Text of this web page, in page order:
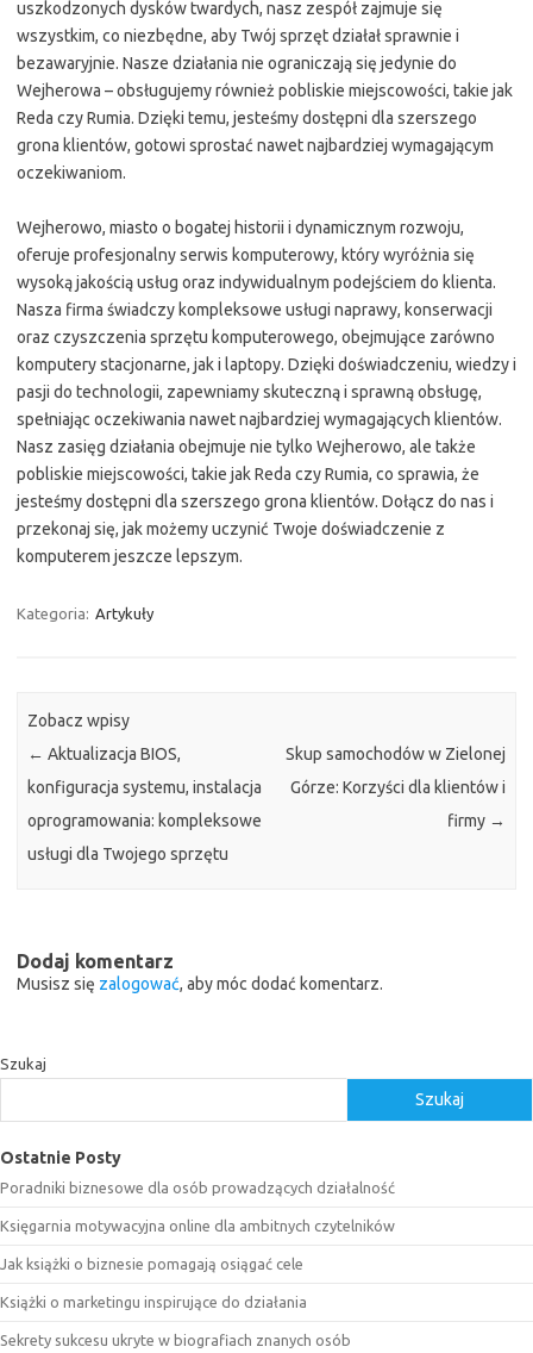
uszkodzonych dysków twardych, nasz zespół zajmuje się
wszystkim, co niezbędne, aby Twój sprzęt działał sprawnie i
bezawaryjnie. Nasze działania nie ograniczają się jedynie do
Wejherowa – obsługujemy również pobliskie miejscowości, takie jak
Reda czy Rumia. Dzięki temu, jesteśmy dostępni dla szerszego
grona klientów, gotowi sprostać nawet najbardziej wymagającym
oczekiwaniom.
Wejherowo, miasto o bogatej historii i dynamicznym rozwoju,
oferuje profesjonalny serwis komputerowy, który wyróżnia się
wysoką jakością usług oraz indywidualnym podejściem do klienta.
Nasza firma świadczy kompleksowe usługi naprawy, konserwacji
oraz czyszczenia sprzętu komputerowego, obejmujące zarówno
komputery stacjonarne, jak i laptopy. Dzięki doświadczeniu, wiedzy i
pasji do technologii, zapewniamy skuteczną i sprawną obsługę,
spełniając oczekiwania nawet najbardziej wymagających klientów.
Nasz zasięg działania obejmuje nie tylko Wejherowo, ale także
pobliskie miejscowości, takie jak Reda czy Rumia, co sprawia, że
jesteśmy dostępni dla szerszego grona klientów. Dołącz do nas i
przekonaj się, jak możemy uczynić Twoje doświadczenie z
komputerem jeszcze lepszym.
Kategoria: Artykuły
Zobacz wpisy
← Aktualizacja BIOS,
konfiguracja systemu, instalacja
oprogramowania: kompleksowe
usługi dla Twojego sprzętu
Skup samochodów w Zielonej
Górze: Korzyści dla klientów i
firmy →
Dodaj komentarz
Musisz się zalogować, aby móc dodać komentarz.
Szukaj
Szukaj
Ostatnie Posty
Poradniki biznesowe dla osób prowadzących działalność
Księgarnia motywacyjna online dla ambitnych czytelników
Jak książki o biznesie pomagają osiągać cele
Książki o marketingu inspirujące do działania
Sekrety sukcesu ukryte w biografiach znanych osób